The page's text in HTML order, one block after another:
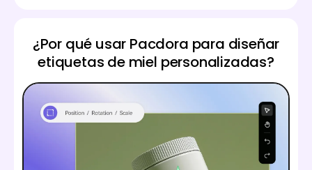
¿Por qué usar Pacdora para diseñar
etiquetas de miel personalizadas?